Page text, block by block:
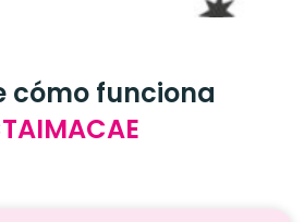
cómo funciona